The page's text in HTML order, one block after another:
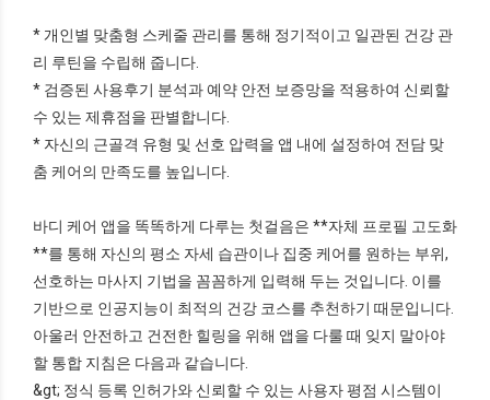
* 개인별 맞춤형 스케줄 관리를 통해 정기적이고 일관된 건강 관
리 루틴을 수립해 줍니다.
* 검증된 사용후기 분석과 예약 안전 보증망을 적용하여 신뢰할
수 있는 제휴점을 판별합니다.
* 자신의 근골격 유형 및 선호 압력을 앱 내에 설정하여 전담 맞
춤 케어의 만족도를 높입니다.
바디 케어 앱을 똑똑하게 다루는 첫걸음은 **자체 프로필 고도화
**를 통해 자신의 평소 자세 습관이나 집중 케어를 원하는 부위,
선호하는 마사지 기법을 꼼꼼하게 입력해 두는 것입니다. 이를
기반으로 인공지능이 최적의 건강 코스를 추천하기 때문입니다.
아울러 안전하고 건전한 힐링을 위해 앱을 다룰 때 잊지 말아야
할 통합 지침은 다음과 같습니다.
&gt; 정식 등록 인허가와 신뢰할 수 있는 사용자 평점 시스템이